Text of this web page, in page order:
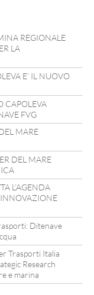
REGIONALE
LA
E’ IL NUOVO
CAPOLEVA
FVG
MARE
DEL MARE
L’AGENDA
INNOVAZIONE
Ditenave
Trasporti Italia
Research
e marina